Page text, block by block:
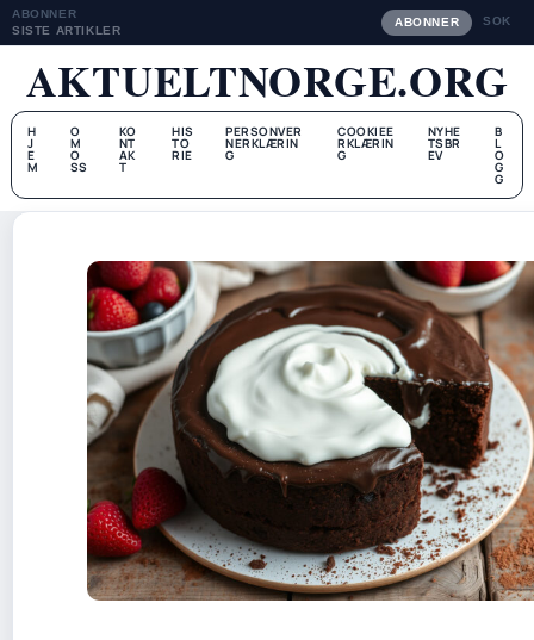
ABONNER
SISTE ARTIKLER
ABONNER SOK
AKTUELTNORGE.ORG
H
J
E
M
O
M
O
SS
KO
NT
AK
T
HIS
TO
RIE
PERSONVER
NERKLÆRIN
G
COOKIEE
RKLÆRIN
G
NYHE
TSBR
EV
B
L
O
G
G